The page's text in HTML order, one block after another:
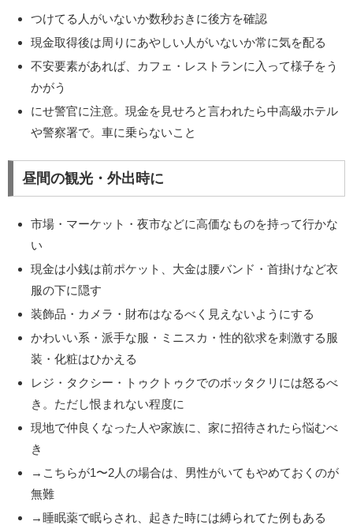
つけてる人がいないか数秒おきに後方を確認
現金取得後は周りにあやしい人がいないか常に気を配る
不安要素があれば、カフェ・レストランに入って様子をう
かがう
にせ警官に注意。現金を見せろと言われたら中高級ホテル
や警察署で。車に乗らないこと
昼間の観光・外出時に
市場・マーケット・夜市などに高価なものを持って行かな
い
現金は小銭は前ポケット、大金は腰バンド・首掛けなど衣
服の下に隠す
装飾品・カメラ・財布はなるべく見えないようにする
かわいい系・派手な服・ミニスカ・性的欲求を刺激する服
装・化粧はひかえる
レジ・タクシー・トゥクトゥクでのボッタクリには怒るべ
き。ただし恨まれない程度に
現地で仲良くなった人や家族に、家に招待されたら悩むべ
き
→こちらが1〜2人の場合は、男性がいてもやめておくのが
無難
→睡眠薬で眠らされ、起きた時には縛られてた例もある